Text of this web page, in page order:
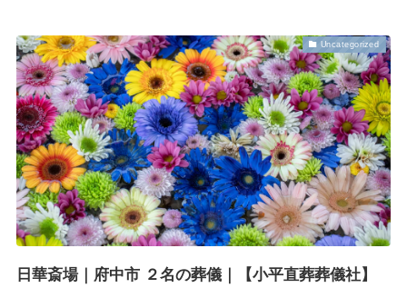
Uncategorized
日華斎場｜府中市 ２名の葬儀｜【小平直葬葬儀社】